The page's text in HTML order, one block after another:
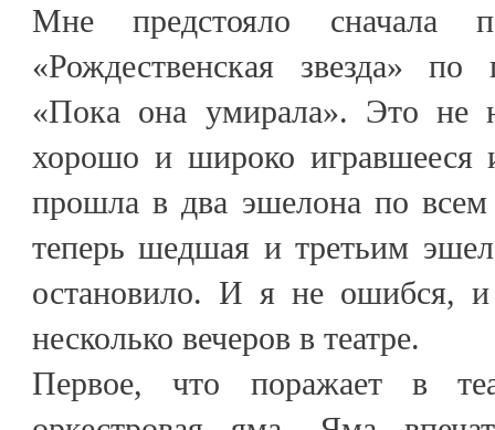
Мне предстояло сначала
«Рождественская звезда»
«Пока она умирала». Это не
хорошо и широко игравшееся
прошла в два эшелона по
теперь шедшая и третьим
остановило. И я не ошибся, и
несколько вечеров в театре.
Первое, что поражает в